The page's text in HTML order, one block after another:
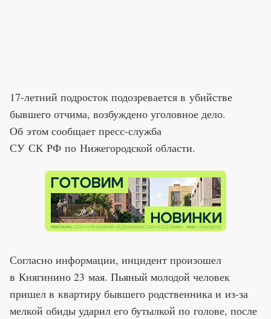
17-летний подросток подозревается в убийстве
бывшего отчима, возбуждено уголовное дело.
Об этом сообщает пресс-служба
СУ СК РФ по Нижегородской области.
Согласно информации, инцидент произошел
в Княгинино 23 мая. Пьяный молодой человек
пришел в квартиру бывшего родственника и из-за
мелкой обиды ударил его бутылкой по голове, после